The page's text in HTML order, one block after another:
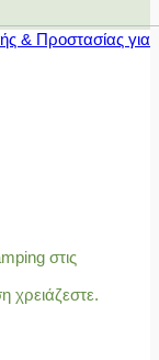
& Προστασίας για
στις
χρειάζεστε.